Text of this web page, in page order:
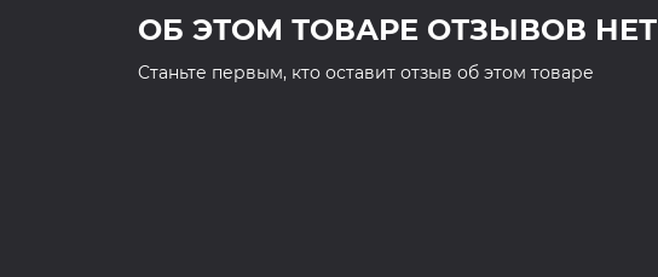
ОБ ЭТОМ ТОВАРЕ ОТЗЫВОВ НЕТ
Cтаньте первым, кто оставит отзыв об этом товаре